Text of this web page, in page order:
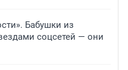
Бабушки из
соцсетей — они